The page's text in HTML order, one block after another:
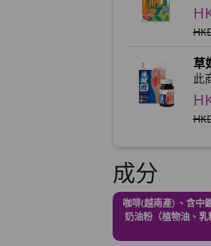
草
此
草
此
成分
咖啡(越南產) 、含中
奶油粉（植物油、